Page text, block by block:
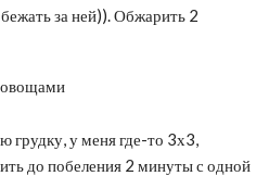
за ней)). Обжарить 2
грудку, у меня где-то 3х3,
до побеления 2 минуты с одной